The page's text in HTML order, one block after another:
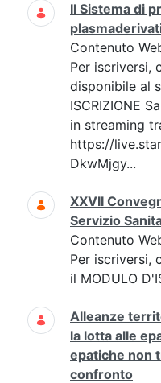
Il Sistema di
Contenuto
Per iscriversi,
disponibile al
ISCRIZIONE
in streaming
https://
DkwMjgy...
XXVII
Servizio
Contenuto
Per iscriversi,
il MODULO
Alleanze
la lotta alle
epatiche non
confronto